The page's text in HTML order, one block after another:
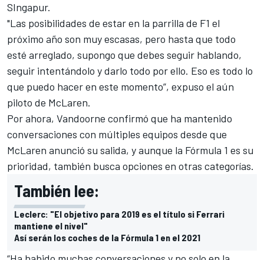
SIngapur.
"Las posibilidades de estar en la parrilla de F1 el
próximo año son muy escasas, pero hasta que todo
esté arreglado, supongo que debes seguir hablando,
seguir intentándolo y darlo todo por ello. Eso es todo lo
que puedo hacer en este momento”, expuso el aún
piloto de McLaren.
Por ahora, Vandoorne confirmó que ha mantenido
conversaciones con múltiples equipos desde que
McLaren anunció su salida, y aunque la Fórmula 1 es su
prioridad, también busca opciones en otras categorías.
También lee:
Leclerc: "El objetivo para 2019 es el título si Ferrari
mantiene el nivel"
Así serán los coches de la Fórmula 1 en el 2021